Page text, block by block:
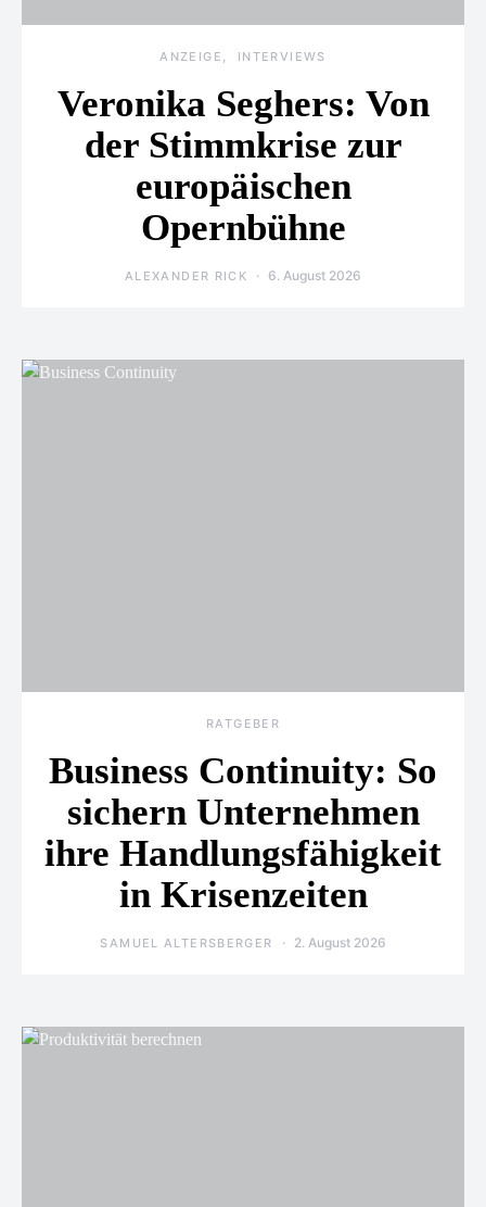
ANZEIGE INTERVIEWS
Veronika Seghers: Von
der Stimmkrise zur
europäischen
Opernbühne
ALEXANDER RICK 6. August 2026
RATGEBER
Business Continuity: So
sichern Unternehmen
ihre Handlungsfähigkeit
in Krisenzeiten
SAMUEL ALTERSBERGER 2. August 2026